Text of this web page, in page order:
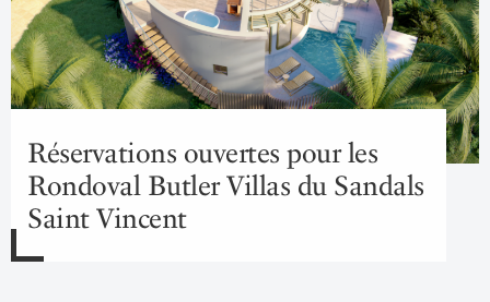
Réservations ouvertes pour les
Rondoval Butler Villas du Sandals
Saint Vincent